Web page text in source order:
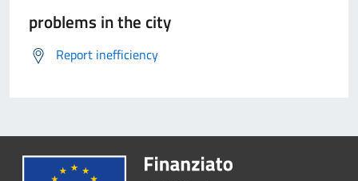
problems in the city
Report inefficiency